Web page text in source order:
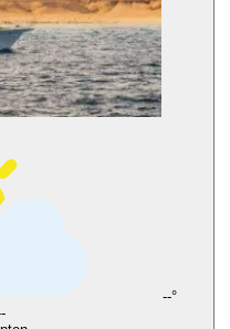
--°